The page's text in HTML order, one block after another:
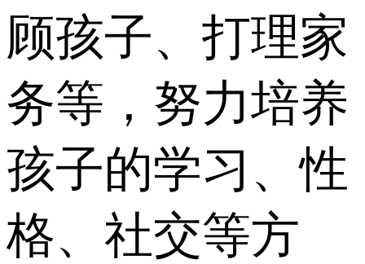
顾孩子、打理家
务等，努力培养
孩子的学习、性
格、社交等方